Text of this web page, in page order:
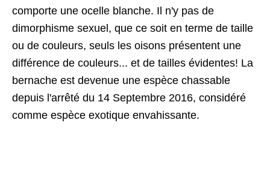
comporte une ocelle blanche. Il n'y pas de
dimorphisme sexuel, que ce soit en terme de taille
ou de couleurs, seuls les oisons présentent une
différence de couleurs... et de tailles évidentes! La
bernache est devenue une espèce chassable
depuis l'arrêté du 14 Septembre 2016, considéré
comme espèce exotique envahissante.